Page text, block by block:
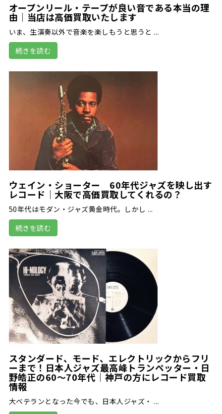
オープンリール・テープが良い音である本当の理
由｜当店は高価買取いたします
いま、生演奏以外で音楽を楽しもうと思うと ...
続きを読む
ウェイン・ショーター 60年代ジャズを映し出す
レコード｜大阪で高価買取してくれるの？
50年代はモダン・ジャズ黄金時代。しかし ...
続きを読む
スタンダード、モード、エレクトリックからフリ
ーまで！日本人ジャズ最高峰トランペッター・日
野皓正の60～70年代｜神戸の方にレコード買取
情報
大ベテランとなった今でも、日本人ジャズ・ ...